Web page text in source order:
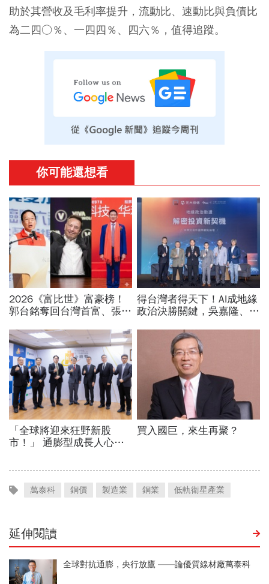
助於其營收及毛利率提升，流動比、速動比與負債比
為二四○％、一四四％、四六％，值得追蹤。
萬泰科 銅價 製造業 銅業 低軌衛星產業
延伸閱讀
全球對抗通膨，央行放鷹 ——論優質線材廠萬泰科